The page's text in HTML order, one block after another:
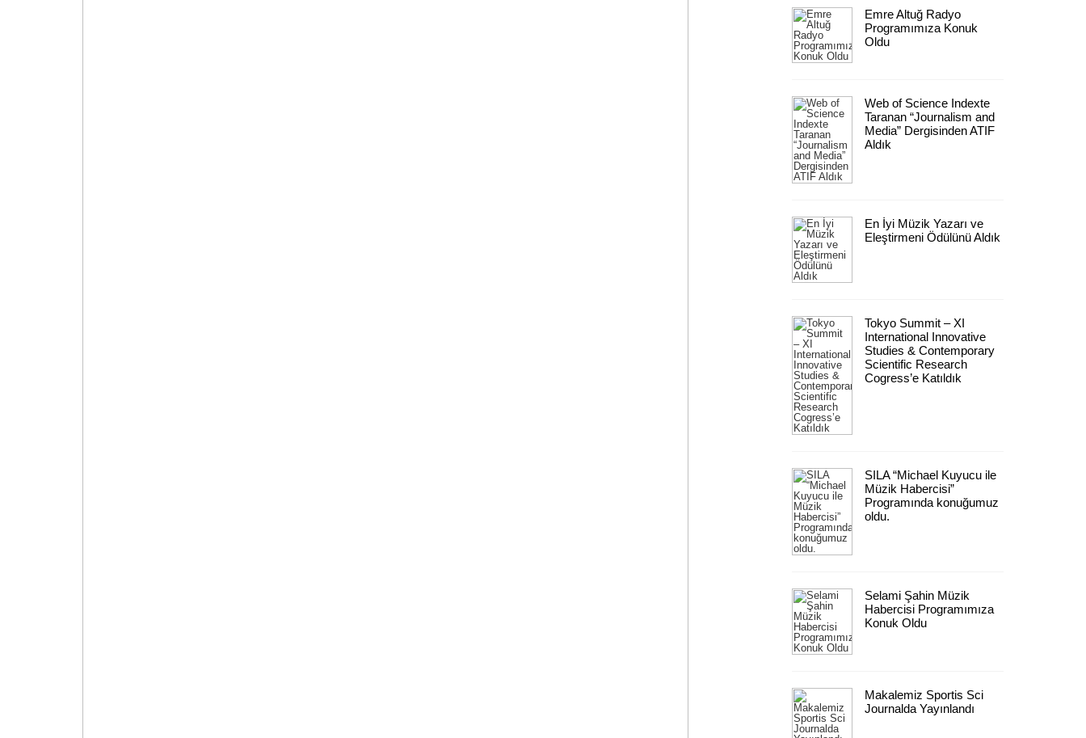
Emre Altuğ Radyo
Programımıza Konuk
Oldu
Web of Science Indexte
Taranan “Journalism and
Media” Dergisinden ATIF
Aldık
En İyi Müzik Yazarı ve
Eleştirmeni Ödülünü Aldık
Tokyo Summit – XI
International Innovative
Studies & Contemporary
Scientific Research
Cogress’e Katıldık
SILA “Michael Kuyucu ile
Müzik Habercisi”
Programında konuğumuz
oldu.
Selami Şahin Müzik
Habercisi Programımıza
Konuk Oldu
Makalemiz Sportis Sci
Journalda Yayınlandı